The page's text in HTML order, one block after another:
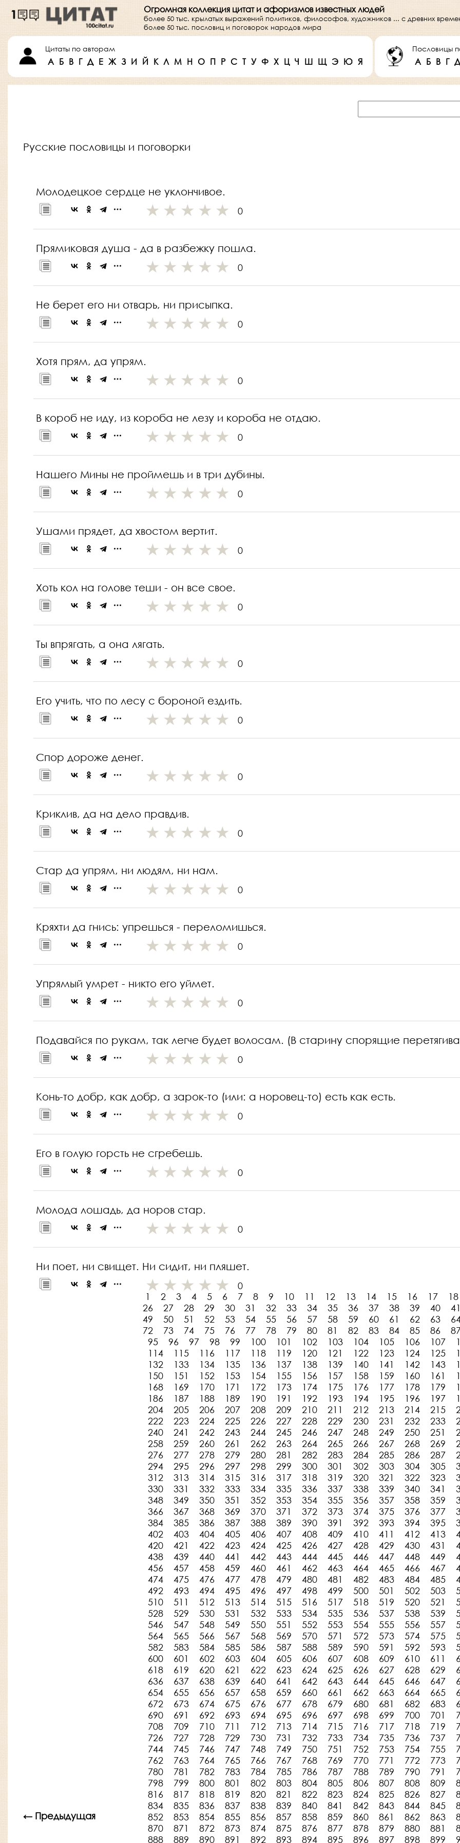
Огромная коллекция цитат и афоризмов известных людей
более 50 тыс. крылатых выражений политиков, философов, художников ... с древних
более 50 тыс. пословиц и поговорок народов мира
Цитаты по авторам
А Б В Г Д Е Ж З И Й К Л М Н О П Р С Т У Ф Х Ц Ч Ш Щ Э Ю Я
Пословицы
А Б В Г Д
Русские пословицы и поговорки
Молодецкое сердце не уклончивое.
0
Прямиковая душа - да в разбежку пошла.
0
Не берет его ни отварь, ни присыпка.
0
Хотя прям, да упрям.
0
В короб не иду, из короба не лезу и короба не отдаю.
0
Нашего Мины не проймешь и в три дубины.
0
Ушами прядет, да хвостом вертит.
0
Хоть кол на голове теши - он все свое.
0
Ты впрягать, а она лягать.
0
Его учить, что по лесу с бороной ездить.
0
Спор дороже денег.
0
Криклив, да на дело правдив.
0
Стар да упрям, ни людям, ни нам.
0
Кряхти да гнись: упрешься - переломишься.
0
Упрямый умрет - никто его уймет.
0
Подавайся по рукам, так легче будет волосам. (В старину спорящие
0
Конь-то добр, как добр, а зарок-то (или: а норовец-то) есть как есть.
0
Его в голую горсть не сгребешь.
0
Молода лошадь, да норов стар.
0
Ни поет, ни свищет. Ни сидит, ни пляшет.
0
← Предыдущая
1 2 3 4 5 6 7 8 9 10 11 12 13 14 15 16 17 18
26
27 28 29 30 31 32 33 34 35 36 37 38 39 40 41
49
50 51 52 53 54 55 56 57 58 59 60 61 62 63
72
73 74 75 76 77 78 79 80 81 82 83 84 85 86
95
96 97 98 99 100 101 102 103 104 105 106 107
114
115 116 117 118 119 120 121 122 123 124 125
132
133 134 135 136 137 138 139 140 141 142 143
150
151 152 153 154 155 156 157 158 159 160 161
168
169 170 171 172 173 174 175 176 177 178 179
186
187 188 189 190 191 192 193 194 195 196 197
204
205 206 207 208 209 210 211 212 213 214 215
222
223 224 225 226 227 228 229 230 231 232 233
240
241 242 243 244 245 246 247 248 249 250 251
258
259 260 261 262 263 264 265 266 267 268 269
276
277 278 279 280 281 282 283 284 285 286 287
294
295 296 297 298 299 300 301 302 303 304 305
312
313 314 315 316 317 318 319 320 321 322 323
330
331 332 333 334 335 336 337 338 339 340 341
348
349 350 351 352 353 354 355 356 357 358 359
366
367 368 369 370 371 372 373 374 375 376 377
384
385 386 387 388 389 390 391 392 393 394 395
402
403 404 405 406 407 408 409 410 411 412 413
420
421 422 423 424 425 426 427 428 429 430 431
438
439 440 441 442 443 444 445 446 447 448 449
456
457 458 459 460 461 462 463 464 465 466 467
474
475 476 477 478 479 480 481 482 483 484 485
492
493 494 495 496 497 498 499 500 501 502 503
510
511 512 513 514 515 516 517 518 519 520 521
528
529 530 531 532 533 534 535 536 537 538 539
546
547 548 549 550 551 552 553 554 555 556 557
564
565 566 567 568 569 570 571 572 573 574 575
582
583 584 585 586 587 588 589 590 591 592 593
600
601 602 603 604 605 606 607 608 609 610 611
618
619 620 621 622 623 624 625 626 627 628 629
636
637 638 639 640 641 642 643 644 645 646 647
654
655 656 657 658 659 660 661 662 663 664 665
672
673 674 675 676 677 678 679 680 681 682 683
690
691 692 693 694 695 696 697 698 699 700 701
708
709 710 711 712 713 714 715 716 717 718 719
726
727 728 729 730 731 732 733 734 735 736 737
744
745 746 747 748 749 750 751 752 753 754 755
762
763 764 765 766 767 768 769 770 771 772 773
780
781 782 783 784 785 786 787 788 789 790 791
798
799 800 801 802 803 804 805 806 807 808 809
816
817 818 819 820 821 822 823 824 825 826 827
834
835 836 837 838 839 840 841 842 843 844 845
852
853 854 855 856 857 858 859 860 861 862 863
870
871 872 873 874 875 876 877 878 879 880 881
888
889 890 891 892 893 894 895 896 897 898 899